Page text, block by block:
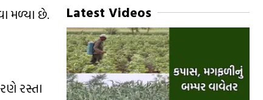
મળ્યા છે.
રસ્તા
Latest Videos